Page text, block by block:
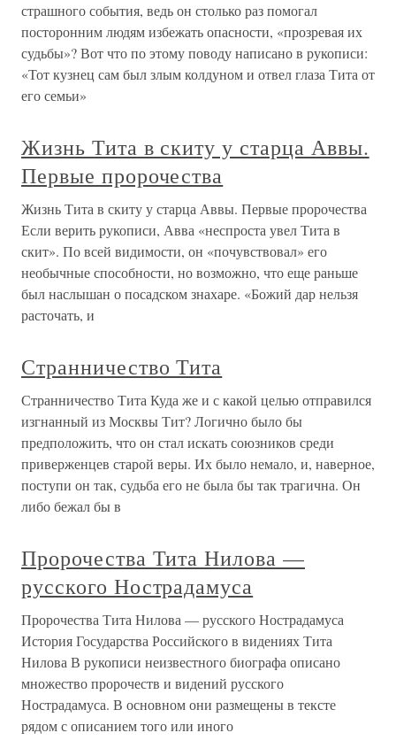
страшного события, ведь он столько раз помогал
посторонним людям избежать опасности, «прозревая их
судьбы»? Вот что по этому поводу написано в рукописи:
«Тот кузнец сам был злым колдуном и отвел глаза Тита от
его семьи»
Жизнь Тита в скиту у старца Аввы.
Первые пророчества
Жизнь Тита в скиту у старца Аввы. Первые пророчества
Если верить рукописи, Авва «неспроста увел Тита в
скит». По всей видимости, он «почувствовал» его
необычные способности, но возможно, что еще раньше
был наслышан о посадском знахаре. «Божий дар нельзя
расточать, и
Странничество Тита
Странничество Тита Куда же и с какой целью отправился
изгнанный из Москвы Тит? Логично было бы
предположить, что он стал искать союзников среди
приверженцев старой веры. Их было немало, и, наверное,
поступи он так, судьба его не была бы так трагична. Он
либо бежал бы в
Пророчества Тита Нилова —
русского Нострадамуса
Пророчества Тита Нилова — русского Нострадамуса
История Государства Российского в видениях Тита
Нилова В рукописи неизвестного биографа описано
множество пророчеств и видений русского
Нострадамуса. В основном они размещены в тексте
рядом с описанием того или иного